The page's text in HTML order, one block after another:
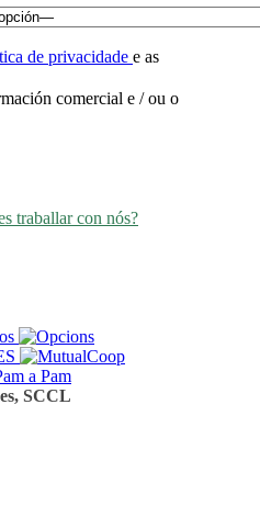
de privacidade e as
comercial e / ou o
traballar con nós?
SCCL